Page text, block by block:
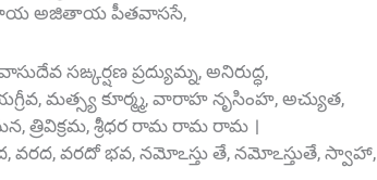
అజితాయ పీతవాససే,
సఙ్కర్షణ ప్రద్యుమ్న, అనిరుద్ధ,
మత్స్య కూర్మ్మ, వారాహ నృసింహ, అచ్యుత,
త్రివిక్రమ, శ్రీధర రామ రామ రామ ।
వరద, వరదో భవ, నమోఽస్తు తే, నమోఽస్తుతే, స్వాహా,